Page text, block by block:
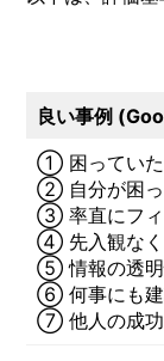
良い事例
① 困っていた
② 自分が困っ
③ 率直にフィ
④ 先入観なく
⑤ 情報の透明
⑥ 何事にも建
⑦ 他人の成功